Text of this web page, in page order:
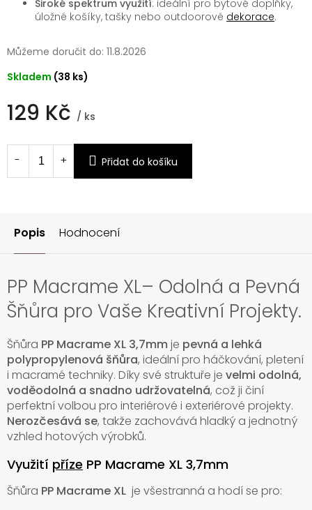
129 Kč / ks
cena:
Skladem (38 ks)
Můžeme doručit do: 11.8.2026
Přidat do košíku
Široké spektrum využití: ideální pro bytové doplňky,
úložné košíky, tašky nebo outdoorové dekorace.
Popis Hodnocení
PP Macrame XL– Odolná a Pevná
Šňůra pro Vaše Kreativní Projekty.
Šňůra PP Macrame XL 3,7mm je pevná a lehká
polypropylenová šňůra, ideální pro háčkování, pletení
i macramé techniky. Díky své struktuře je velmi odolná,
voděodolná a snadno udržovatelná, což ji činí
perfektní volbou pro interiérové i exteriérové projekty.
Nerozčesává se, takže zachovává hladký a jednotný
vzhled hotových výrobků.
Využití příze PP Macrame XL 3,7mm
Šňůra PP Macrame XL je všestranná a hodí se pro: